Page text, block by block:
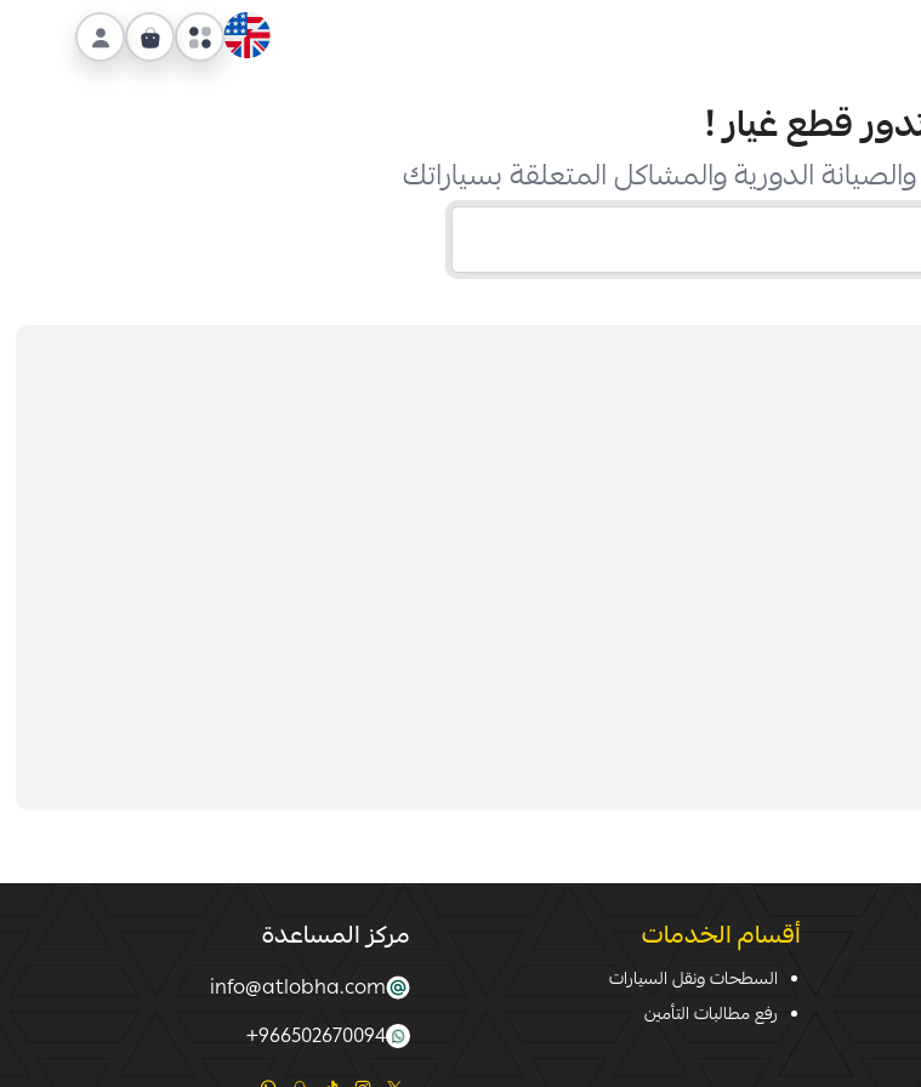
قطع غيار!
الدورية والمشاكل المتعلقة بسياراتك
أقسام الخدمات
السطحات ونقل السيارات
رفع مطالبات التأمين
مركز المساعدة
info@atlobha.com
966502670094
+